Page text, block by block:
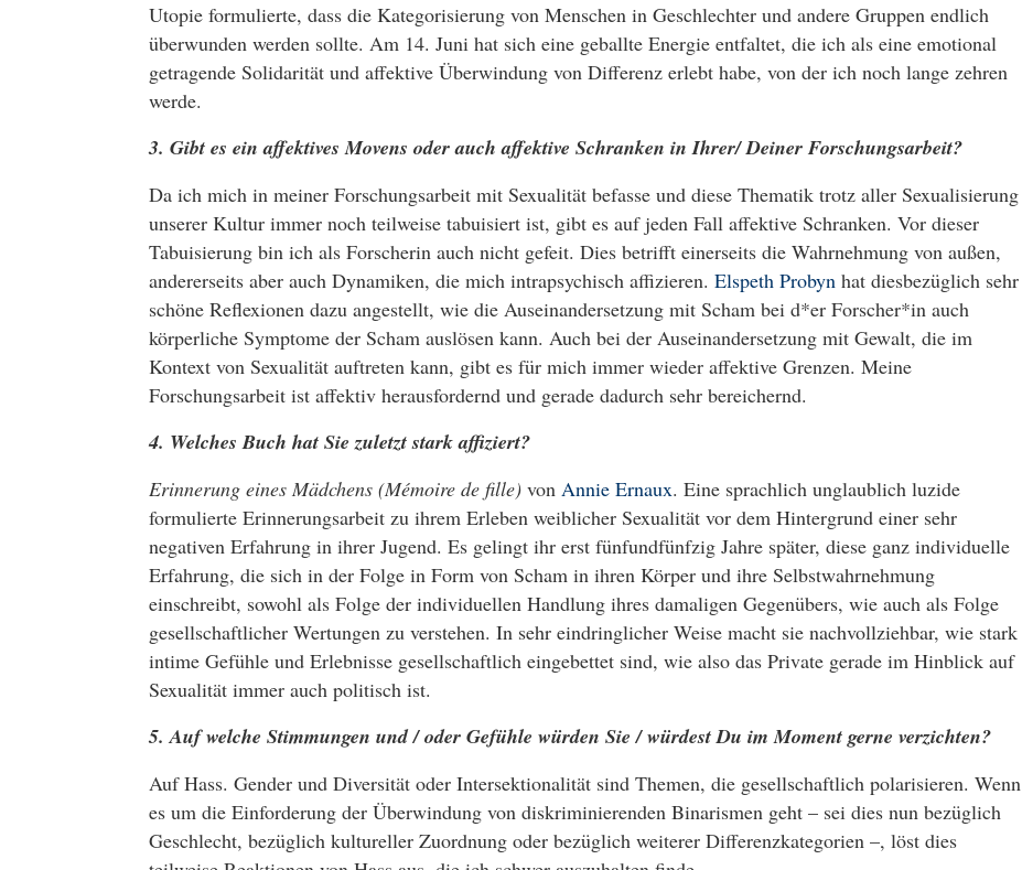
Utopie formulierte, dass die Kategorisierung von Menschen in Geschlechter und andere Gruppen endlich
überwunden werden sollte. Am 14. Juni hat sich eine geballte Energie entfaltet, die ich als eine emotional
getragende Solidarität und affektive Überwindung von Differenz erlebt habe, von der ich noch lange zehren
werde.
3. Gibt es ein affektives Movens oder auch affektive Schranken in Ihrer/ Deiner Forschungsarbeit?
Da ich mich in meiner Forschungsarbeit mit Sexualität befasse und diese Thematik trotz aller Sexualisierung
unserer Kultur immer noch teilweise tabuisiert ist, gibt es auf jeden Fall affektive Schranken. Vor dieser
Tabuisierung bin ich als Forscherin auch nicht gefeit. Dies betrifft einerseits die Wahrnehmung von außen,
andererseits aber auch Dynamiken, die mich intrapsychisch affizieren. Elspeth Probynhat diesbezüglich sehr
schöne Reflexionen dazu angestellt, wie die Auseinandersetzung mit Scham bei d*er Forscher*in auch
körperliche Symptome der Scham auslösen kann. Auch bei der Auseinandersetzung mit Gewalt, die im
Kontext von Sexualität auftreten kann, gibt es für mich immer wieder affektive Grenzen. Meine
Forschungsarbeit ist affektiv herausfordernd und gerade dadurch sehr bereichernd.
4. Welches Buch hat Sie zuletzt stark affiziert?
Erinnerung eines Mädchens (Mémoire de fille) von Annie Ernaux. Eine sprachlich unglaublich luzide
formulierte Erinnerungsarbeit zu ihrem Erleben weiblicher Sexualität vor dem Hintergrund einer sehr
negativen Erfahrung in ihrer Jugend. Es gelingt ihr erst fünfundfünfzig Jahre später, diese ganz individuelle
Erfahrung, die sich in der Folge in Form von Scham in ihren Körper und ihre Selbstwahrnehmung
einschreibt, sowohl als Folge der individuellen Handlung ihres damaligen Gegenübers, wie auch als Folge
gesellschaftlicher Wertungen zu verstehen. In sehr eindringlicher Weise macht sie nachvollziehbar, wie stark
intime Gefühle und Erlebnisse gesellschaftlich eingebettet sind, wie also das Private gerade im Hinblick auf
Sexualität immer auch politisch ist.
5. Auf welche Stimmungen und / oder Gefühle würden Sie / würdest Du im Moment gerne verzichten?
Auf Hass. Gender und Diversität oder Intersektionalität sind Themen, die gesellschaftlich polarisieren. Wenn
es um die Einforderung der Überwindung von diskriminierenden Binarismen geht – sei dies nun bezüglich
Geschlecht, bezüglich kultureller Zuordnung oder bezüglich weiterer Differenzkategorien –, löst dies